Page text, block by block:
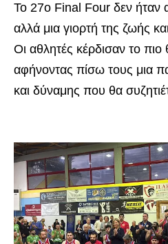
Το 27ο Final Four δεν ήταν
αλλά μια γιορτή της ζωής
Οι αθλητές κέρδισαν το
αφήνοντας πίσω τους μια
και δύναμης που θα